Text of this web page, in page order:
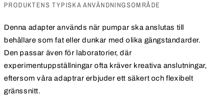
PRODUKTENS TYPISKA ANVÄNDNINGSOMRÅDE
Denna adapter används när pumpar ska anslutas till
behållare som fat eller dunkar med olika gängstandarder.
Den passar även för laboratorier, där
experimentuppställningar ofta kräver kreativa anslutningar,
eftersom våra adaptrar erbjuder ett säkert och flexibelt
gränssnitt.